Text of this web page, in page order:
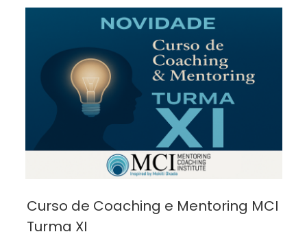
Curso de Coaching e Mentoring MCI
Turma XI